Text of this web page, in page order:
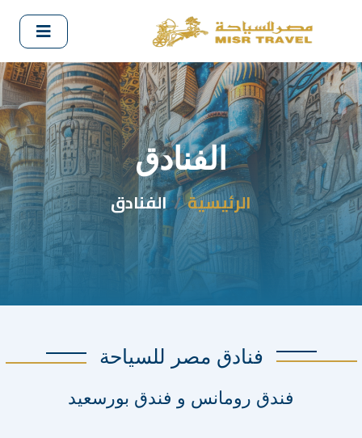
الفنادق
الفنادق الرئيسية
فنادق مصر للسياحة
فندق رومانس و فندق بورسعيد